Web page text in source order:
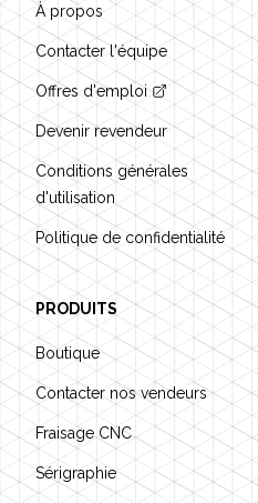
À propos
Contacter l'équipe
Offres d'emploi
Devenir revendeur
Conditions générales
d'utilisation
Politique de confidentialité
PRODUITS
Boutique
Contacter nos vendeurs
Fraisage CNC
Sérigraphie